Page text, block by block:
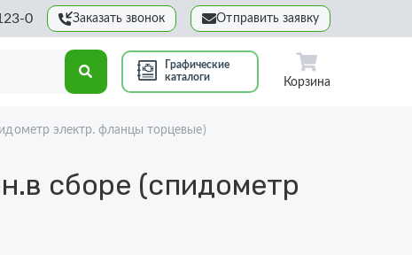
0 Заказать звонок Отправить заявку
Графические
каталоги
Корзина
электр. фланцы торцевые)
сборе (спидометр